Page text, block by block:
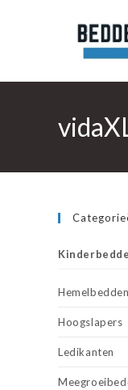
Hemelbedden
Hoogslapers
Ledikanten